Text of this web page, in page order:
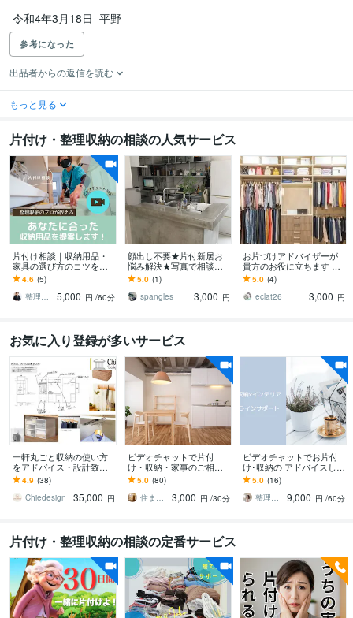
参考になった
出品者からの返信を読む
もっと見る
片付け・整理収納の相談の人気サービス
片付け相談｜収納用品・
家具の選び方のコツを教
えます プロがあなたに代
わってピッタりの収納用
品・収納家具を選びます
4.6 (5)
整理収納アドバイザー・もりかわゆき
5,000 円 /60分
顔出し不要★片付新居お
悩み解決★写真で相談で
きます 1週間何回でもテキ
スト交換★整理収納アド
バイザーがサポート！
5.0 (1)
spangles
3,000 円
お片づけアドバイザーが
貴方のお役に立ちます 整
理整頓・片付けができな
い…あなたのアドバイザ
ーになります
5.0 (4)
eclat26
3,000 円
お気に入り登録が多いサービス
一軒丸ごと収納の使い方
をアドバイス・設計致し
ます 片付け苦手なインテ
リアデザイナーが収納の
お悩みを一緒に解決！
4.9 (38)
Chiedesign
35,000 円
ビデオチャットで片付
け・収納・家事のご相談
承ります ～「きちんとや
る」はやめて「適当でも
やらないよりまし」から
5.0 (80)
住まいのなんでもアドバイザー
3,000 円 /30分
ビデオチャットでお片付
け･収納の アドバイスしま
す おうちを大好きな空間
に！ママのお片付けの悩
みを解決！
5.0 (16)
整理収納アドバイザーEmily
9,000 円 /60分
片付け・整理収納の相談の定番サービス